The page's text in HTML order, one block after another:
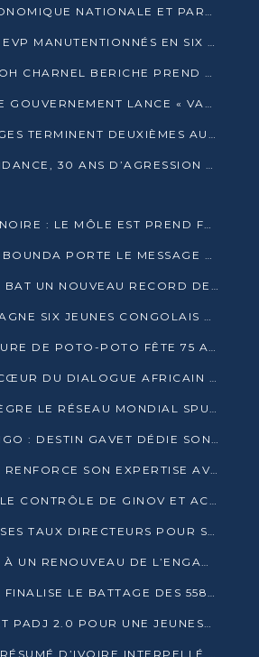
INTELLIGENCE ÉCONOMIQUE NATIONALE ET PARTENARIATS INTERNATIONAUX : VERS UNE DOCTRINE SOUVERAINE DE SÉCURITÉ ÉCONOMIQUE
PRÈS DE 700 000 EVP MANUTENTIONNÉS EN SIX MOIS PAR CONGO TERMINAL
RNP : DJOUBE NGOH CHARNEL BERICHE PREND LES RÊNES DU PARTI
BURKINA FASO : LE GOUVERNEMENT LANCE « VACANCES UTILES 2026 » POUR FORMER LES ÉLÈVES À 15 MÉTIERS
LES DIABLES ROUGES TERMINENT DEUXIÈMES AU CHAMPIONNAT D’AFRIQUE ZONE 3
66 ANS D’INDEPENDANCE, 30 ANS D’AGRESSION RWAN DAISE : 4 PRESIDENCES, UN ECHEC COLLECTIF
EST PREND FORME ET VISE LES GÉANTS DES MERS
CONSTANT SERGE BOUNDA PORTE LE MESSAGE DE COMPASSION DE DENIS SASSOU NGUESSO EN IRAN
CONGO TERMINAL BAT UN NOUVEAU RECORD DE PRODUCTIVITÉ AU PORT DE POINTE-NOIRE
LA SNPC ACCOMPAGNE SIX JEUNES CONGOLAIS AUX OLYMPIADES PANAFRICAINES DE MATHÉMATIQUES
L’ÉCOLE DE PEINTURE DE POTO-POTO FÊTE 75 ANS AU SERVICE DE L’ART CONGOLAIS
BRAZZAVILLE AU CŒUR DU DIALOGUE AFRICAIN SUR LES OBJECTIFS DE DÉVELOPPEMENT DURABLE
RUDE NGOMA INTÈGRE LE RÉSEAU MONDIAL SPUTNIK PRO APRÈS UNE FORMATION À MOSCOU
LUMIÈRES DU CONGO : DESTIN GAVET DÉDIE SON PRIX À L’UNITÉ NATIONALE ET À LA JEUNESSE
CONGO TERMINAL RENFORCE SON EXPERTISE AVEC NEUF NOUVEAUX FORMATEURS EN ENGINS PORTUAIRES
L’ARCHER PREND LE CONTRÔLE DE GINOV ET ACCÉLÈRE SON VIRAGE NUMÉRIQUE
LA BEAC ABAISSE SES TAUX DIRECTEURS POUR SOUTENIR LA CROISSANCE EN ZONE CEMAC
LE RUNR APPELLE À UN RENOUVEAU DE L’ENGAGEMENT MILITANT
CONGO TERMINAL FINALISE LE BATTAGE DES 558 PIEUX DU FUTUR QUAI DU MÔLE EST
MBOKA PROPRE ET PADJ 2.0 POUR UNE JEUNESSE PLUS AUTONOME
UN TRAFIQUANT PRÉSUMÉ D’IVOIRE INTERPELLÉ À DOLISIE